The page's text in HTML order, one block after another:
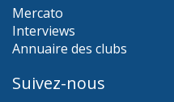
Mercato
Interviews
Annuaire des clubs
Suivez-nous